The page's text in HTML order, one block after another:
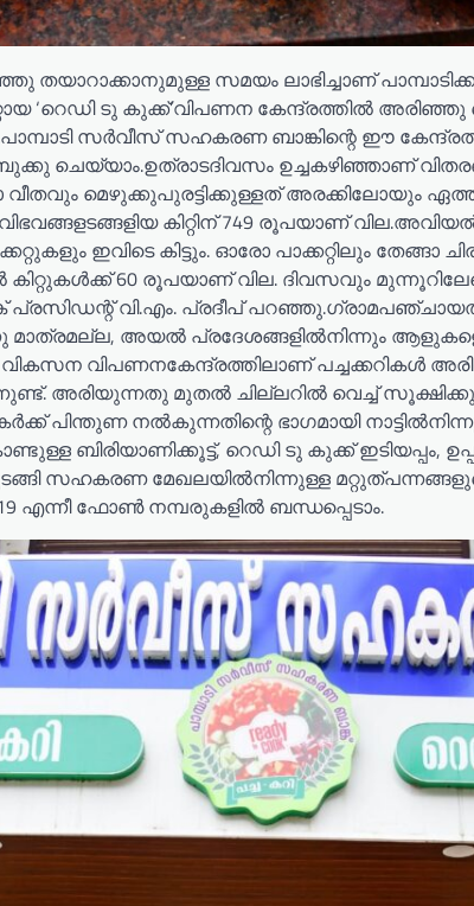
തയാറാക്കാനുമുള്ള സമയം ലാഭിച്ചാണ്
‘റെഡി ടു കുക്ക്’വിപണന കേന്ദ്രത്തിൽ അരിഞ്ഞു
സർവീസ് സഹകരണ ബാങ്കിന്റെ ഈ
ബുക്കു ചെയ്യാം.ഉത്രാടദിവസം ഉച്ചകഴിഞ്ഞാണ്
മെഴുക്കുപുരട്ടിക്കുള്ളത് അരക്കിലോയും
കിറ്റിന് 749 രൂപയാണ്
ഇവിടെ കിട്ടും. ഓരോ പാക്കറ്റിലും തേങ്ങാ
60 രൂപയാണ് വില. ദിവസവും
വി.എം. പ്രദീപ്
മാത്രമല്ല, അയൽ പ്രദേശങ്ങളിൽനിന്നും
വിപണനകേന്ദ്രത്തിലാണ് പച്ചക്കറികൾ
അരിയുന്നതു മുതൽ ചില്ലറിൽ വെച്ച്
പിന്തുണ നൽകുന്നതിന്റെ ഭാഗമായി നാട്ടിൽനിന്നു
ബിരിയാണിക്കൂട്ട്, റെഡി ടു കുക്ക് ഇടിയപ്പം,
സഹകരണ മേഖലയിൽനിന്നുള്ള
എന്നീ ഫോൺ നമ്പരുകളിൽ ബന്ധപ്പെടാം.